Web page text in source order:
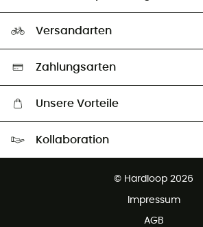
Unsere Botschafter
Auswahl an nachhaltigen Produkten
Versandarten
Zahlungsarten
Unsere Vorteile
Kollaboration
© Hardloop 2026
Impressum
AGB